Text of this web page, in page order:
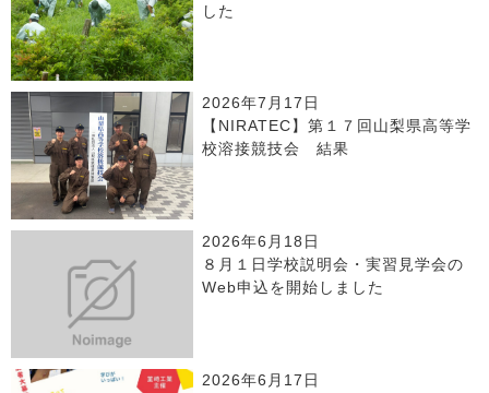
した
2026年7月17日
【NIRATEC】第１７回山梨県高等学
校溶接競技会 結果
2026年6月18日
８月１日学校説明会・実習見学会の
Web申込を開始しました
2026年6月17日